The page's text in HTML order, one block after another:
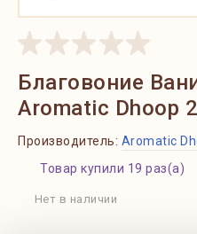
Благовоние
Aromatic Dhoop
Производитель: Aromatic
Товар купили 19 раз(а)
Нет в наличии